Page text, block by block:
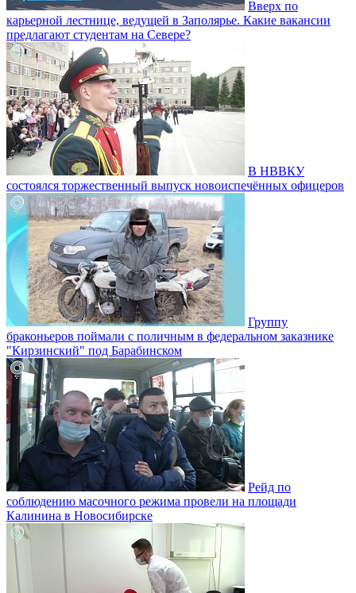
Вверх по
карьерной лестнице, ведущей в Заполярье. Какие вакансии
предлагают студентам на Севере?
В НВВКУ
состоялся торжественный выпуск новоиспечённых офицеров
Группу
браконьеров поймали с поличным в федеральном заказнике
"Кирзинский" под Барабинском
Рейд по
соблюдению масочного режима провели на площади
Калинина в Новосибирске